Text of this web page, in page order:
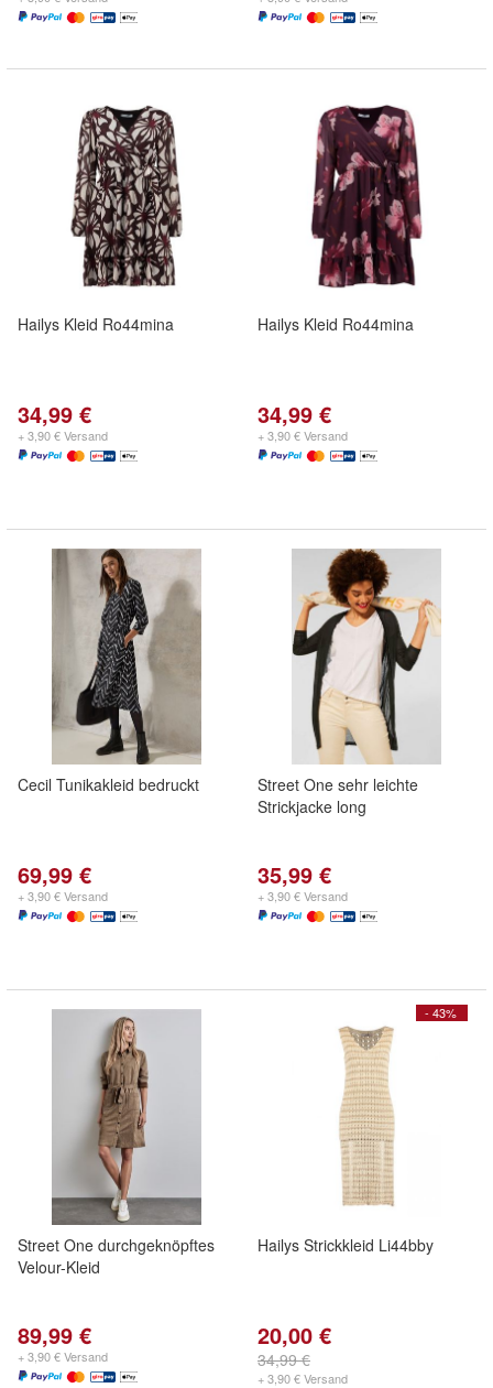
Hailys Kleid Ro44mina
34,99 €
+ 3,90 € Versand
Hailys Kleid Ro44mina
34,99 €
+ 3,90 € Versand
Cecil Tunikakleid bedruckt
69,99 €
+ 3,90 € Versand
Street One sehr leichte
Strickjacke long
35,99 €
+ 3,90 € Versand
Street One durchgeknöpftes
Velour-Kleid
89,99 €
+ 3,90 € Versand
- 43%
Hailys Strickkleid Li44bby
20,00 €
34,99 €
+ 3,90 € Versand